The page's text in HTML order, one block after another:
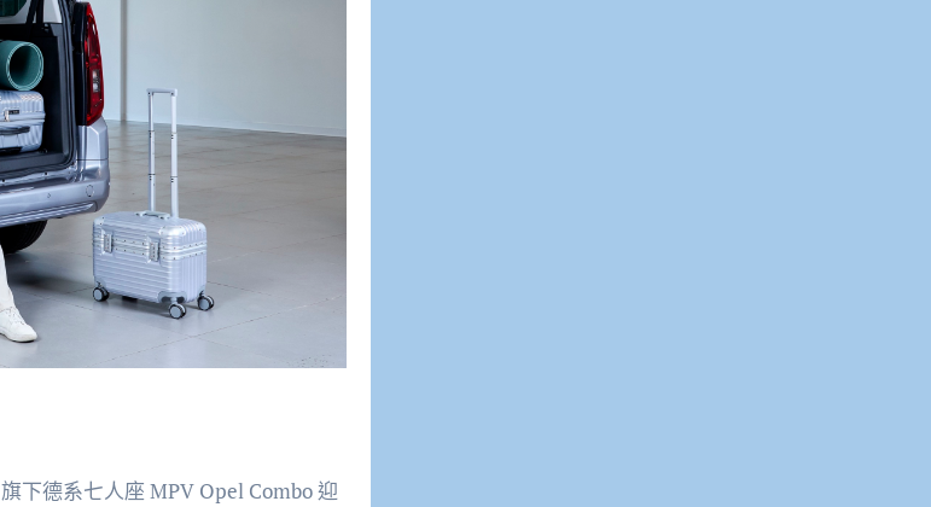
旗下德系七人座 MPV Opel Combo迎